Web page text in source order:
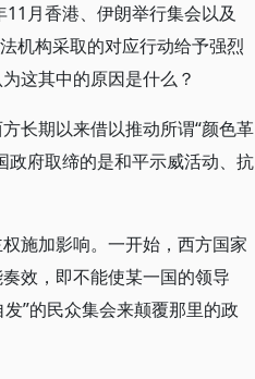
月香港、伊朗举行集会以及
机构采取的对应行动给予强烈
这其中的原因是什么？
长期以来借以推动所谓“颜色革
政府取缔的是和平示威活动、抗
施加影响。一开始，西方国家
效，即不能使某一国的领导
”的民众集会来颠覆那里的政